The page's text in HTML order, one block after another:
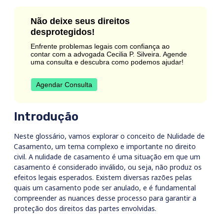
Não deixe seus direitos
desprotegidos!
Enfrente problemas legais com confiança ao
contar com a advogada Cecilia P. Silveira. Agende
uma consulta e descubra como podemos ajudar!
Agendar Consulta
Introdução
Neste glossário, vamos explorar o conceito de Nulidade de
Casamento, um tema complexo e importante no direito
civil. A nulidade de casamento é uma situação em que um
casamento é considerado inválido, ou seja, não produz os
efeitos legais esperados. Existem diversas razões pelas
quais um casamento pode ser anulado, e é fundamental
compreender as nuances desse processo para garantir a
proteção dos direitos das partes envolvidas.